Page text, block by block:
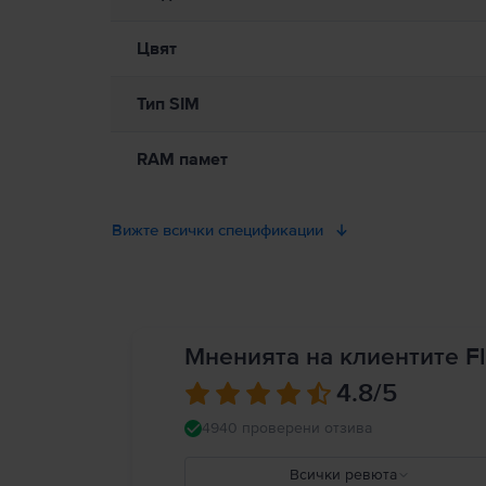
Цвят
Тип SIM
RAM памет
Вижте всички спецификации
Мненията на клиентите
4.8/5
4940 проверени отзива
Всички ревюта